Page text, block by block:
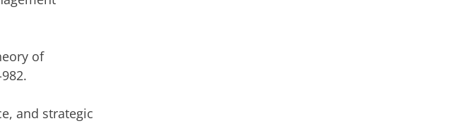
of
and strategic